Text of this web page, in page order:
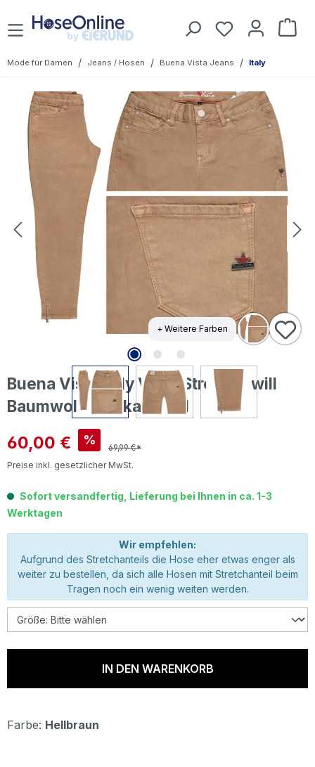
Zum Hauptinhalt springen Du hast 0
Mode für Damen / Jeans / Hosen / Buena Vista Jeans / Italy
Bildergalerie überspringen
+ Weitere Farben
Buena Vista Italy V 7/8 Stretch Twill
Baumwollhose karamell
Verkaufspreis:
60,00 € %
69,99 €*
Preise inkl. gesetzlicher MwSt.
Sofort versandfertig, Lieferung bei Ihnen in ca. 1-3
Werktagen
Wir empfehlen:
Aufgrund des Stretchanteils die Hose eher etwas enger als
weiter zu bestellen, da sich alle Hosen mit Stretchanteil beim
Tragen noch ein wenig weiten werden.
IN DEN WARENKORB
Farbe: Hellbraun